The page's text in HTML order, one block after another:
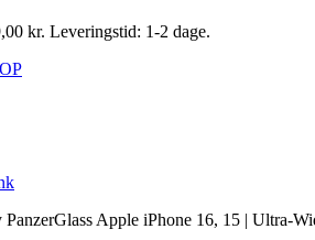
kr. Leveringstid: 1-2 dage.
Apple iPhone 16, 15 | Ultra-